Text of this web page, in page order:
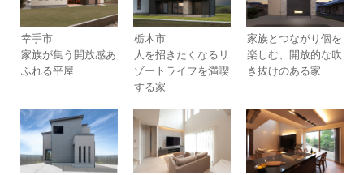
幸手市
家族が集う開放感あ
ふれる平屋
栃木市
人を招きたくなるリ
ゾートライフを満喫
する家
家族とつながり個を
楽しむ、開放的な吹
き抜けのある家